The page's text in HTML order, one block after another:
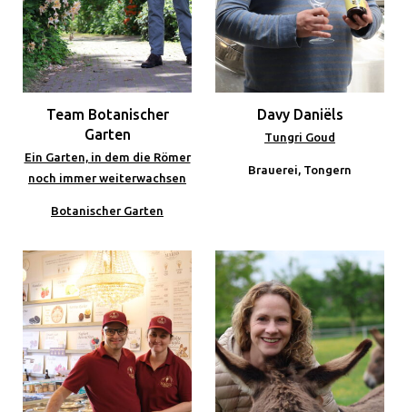
Team Botanischer
Garten
Ein Garten, in dem die Römer
noch immer weiterwachsen
Botanischer Garten
Davy Daniëls
Tungri Goud
Brauerei, Tongern